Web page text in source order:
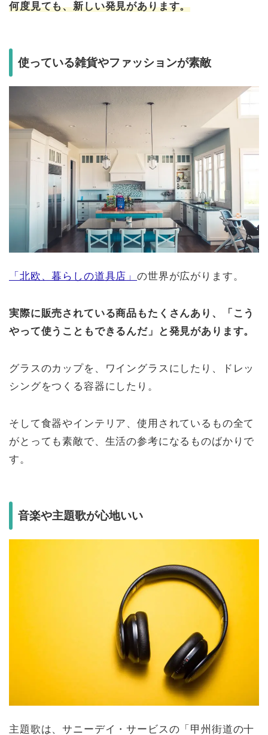
何度見ても、新しい発見があります。
使っている雑貨やファッションが素敵
「北欧、暮らしの道具店」の世界が広がります。
実際に販売されている商品もたくさんあり、「こう
やって使うこともできるんだ」と発見があります。
グラスのカップを、ワイングラスにしたり、ドレッ
シングをつくる容器にしたり。
そして食器やインテリア、使用されているもの全て
がとっても素敵で、生活の参考になるものばかりで
す。
音楽や主題歌が心地いい
主題歌は、サニーデイ・サービスの「甲州街道の十